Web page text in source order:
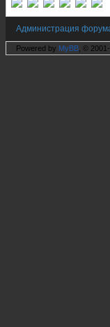
Администрация
Powered by MyBB , ©